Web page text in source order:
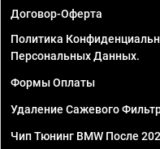
Договор-Оферта
Политика
Персональных Данных.
Формы Оплаты
Удаление Сажевого
Чип Тюнинг BMW После